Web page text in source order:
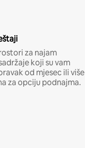
za najam
koji su vam
od mjesec ili više
za opciju podnajma.